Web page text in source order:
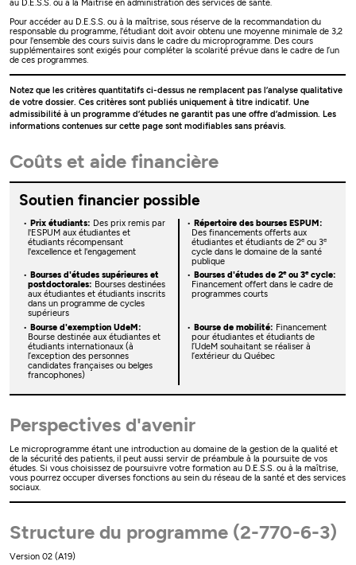
au D.E.S.S. ou à la Maîtrise en administration des services de santé.
Pour accéder au D.E.S.S. ou à la maîtrise, sous réserve de la recommandation du
responsable du programme, l'étudiant doit avoir obtenu une moyenne minimale de 3,2
pour l'ensemble des cours suivis dans le cadre du microprogramme. Des cours
supplémentaires sont exigés pour compléter la scolarité prévue dans le cadre de l’un
de ces programmes.
Notez que les critères quantitatifs ci-dessus ne remplacent pas l’analyse qualitative
de votre dossier. Ces critères sont publiés uniquement à titre indicatif. Une
admissibilité à un programme d’études ne garantit pas une offre d’admission. Les
informations contenues sur cette page sont modifiables sans préavis.
Coûts et aide financière
Soutien financier possible
Prix étudiants: Des prix remis par
l'ESPUM aux étudiantes et
étudiants récompensant
l'excellence et l'engagement
Répertoire des bourses ESPUM:
Des financements offerts aux
étudiantes et étudiants de 2eou 3e
cycle dans le domaine de la santé
publique
Bourses d'études supérieures et
postdoctorales: Bourses destinées
aux étudiantes et étudiants inscrits
dans un programme de cycles
supérieurs
Bourses d'études de 2eou 3ecycle:
Financement offert dans le cadre de
programmes courts
Bourse d'exemption UdeM:
Bourse destinée aux étudiantes et
étudiants internationaux (à
l’exception des personnes
candidates françaises ou belges
francophones)
Bourse de mobilité: Financement
pour étudiantes et étudiants de
l’UdeM souhaitant se réaliser à
l’extérieur du Québec
Perspectives d'avenir
Le microprogramme étant une introduction au domaine de la gestion de la qualité et
de la sécurité des patients, il peut aussi servir de préambule à la poursuite de vos
études. Si vous choisissez de poursuivre votre formation au D.E.S.S. ou à la maîtrise,
vous pourrez occuper diverses fonctions au sein du réseau de la santé et des services
sociaux.
Structure du programme (2-770-6-3)
Version 02 (A19)